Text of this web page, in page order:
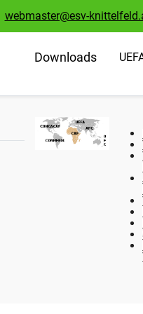
webmaster@esv-
Downloads